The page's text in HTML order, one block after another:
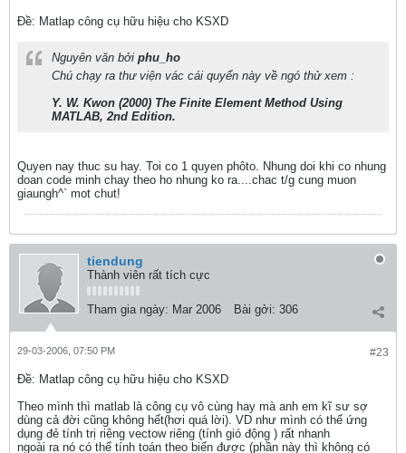
Ðề: Matlap công cụ hữu hiệu cho KSXD
Nguyên văn bởi phu_ho
Chú chạy ra thư viện vác cái quyển này về ngó thử xem :
Y. W. Kwon (2000) The Finite Element Method Using
MATLAB, 2nd Edition.
Quyen nay thuc su hay. Toi co 1 quyen phôto. Nhung doi khi co nhung
doan code minh chay theo ho nhung ko ra....chac t/g cung muon
giaungh^` mot chut!
tiendung
Thành viên rất tích cực
Tham gia ngày: Mar 2006 Bài gởi: 306
#23
29-03-2006, 07:50 PM
Ðề: Matlap công cụ hữu hiệu cho KSXD
Theo mình thì matlab là công cụ vô cùng hay mà anh em kĩ sư sợ
dùng cả đời cũng không hết(hơi quá lời). VD như mình có thể ứng
dụng đẻ tính trị riêng vectow riêng (tính gió động ) rất nhanh
ngoài ra nó có thể tính toán theo biến được (phần này thì không có